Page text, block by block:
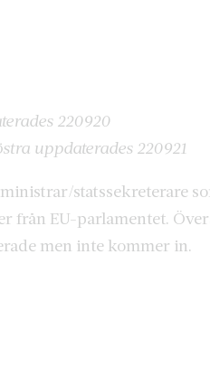
220920
uppdaterades 220921
statssekreterare
från EU-parlamentet.
men inte kommer in.